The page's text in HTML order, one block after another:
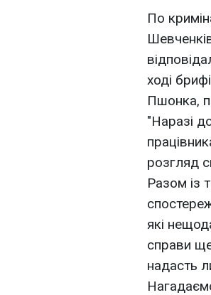
По
ході
Пшонка,
"Наразі
розгляд
Разом із
які
справи ще
надасть